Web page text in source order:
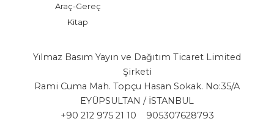
Araç-Gereç
Kitap
Yılmaz Basım Yayın ve Dağıtım Ticaret Limited
Şirketi
Rami Cuma Mah. Topçu Hasan Sokak. No:35/A
EYÜPSULTAN / İSTANBUL
+90 212 975 21 10
905307628793